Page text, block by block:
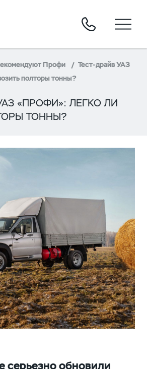
Профи
Тест-драйв УАЗ
полторы тонны?
«ПРОФИ»: ЛЕГКО ЛИ
ТОННЫ?
серьезно обновили